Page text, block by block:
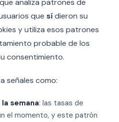
analiza patrones de
que sídieron su
y utiliza esos patrones
probable de los
consentimiento.
señales como:
semana: las tasas de
el momento, y este patrón